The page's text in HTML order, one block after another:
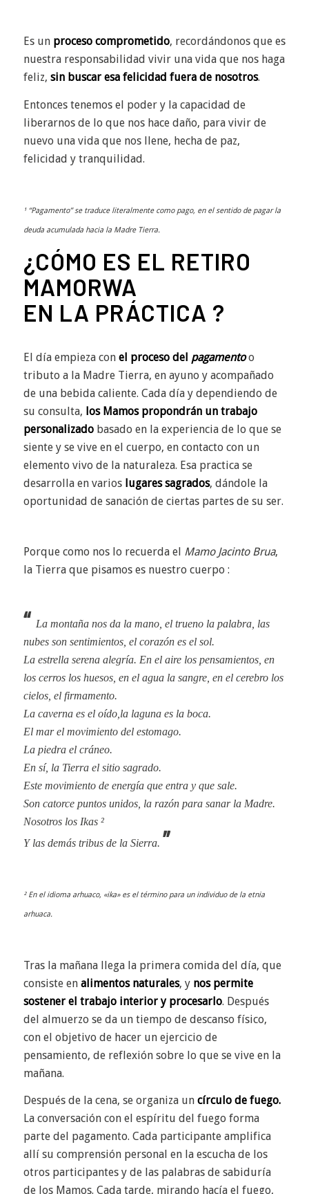
Es un proceso comprometido, recordándonos que es
nuestra responsabilidad vivir una vida que nos haga
feliz, sin buscar esa felicidad fuera de nosotros.
Entonces tenemos el poder y la capacidad de
liberarnos de lo que nos hace daño, para vivir de
nuevo una vida que nos llene, hecha de paz,
felicidad y tranquilidad.
¹ “Pagamento” se traduce literalmente como pago, en el sentido de pagar la
deuda acumulada hacia la Madre Tierra.
¿CÓMO ES EL RETIRO
MAMORWA
EN LA PRÁCTICA ?
El día empieza con el proceso del pagamentoo
tributo a la Madre Tierra, en ayuno y acompañado
de una bebida caliente. Cada día y dependiendo de
su consulta, los Mamos propondrán un trabajo
personalizadobasado en la experiencia de lo que se
siente y se vive en el cuerpo, en contacto con un
elemento vivo de la naturaleza. Esa practica se
desarrolla en varios lugares sagrados, dándole la
oportunidad de sanación de ciertas partes de su ser.
Porque como nos lo recuerda el Mamo Jacinto Brua,
la Tierra que pisamos es nuestro cuerpo :
‘‘ La montaña nos da la mano, el trueno la palabra, las
nubes son sentimientos, el corazón es el sol.
La estrella serena alegría. En el aire los pensamientos, en
los cerros los huesos, en el agua la sangre, en el cerebro los
cielos, el firmamento.
La caverna es el oído, la laguna es la boca.
El mar el movimiento del estomago.
La piedra el cráneo.
En sí, la Tierra el sitio sagrado.
Este movimiento de energía que entra y que sale.
Son catorce puntos unidos, la razón para sanar la Madre.
Nosotros losIkas ²
Y las demás tribus de la Sierra. ’’
² En el idioma arhuaco, «ika» es el término para un individuo de la etnia
arhuaca.
Tras la mañana llega la primera comida del día, que
consiste en alimentos naturales, y nos permite
sostener el trabajo interior y procesarlo. Después
del almuerzo se da un tiempo de descanso físico,
con el objetivo de hacer un ejercicio de
pensamiento, de reflexión sobre lo que se vive en la
mañana.
Después de la cena, se organiza un círculo de fuego.
La conversación con el espíritu del fuego forma
parte del pagamento. Cada participante amplifica
allí su comprensión personal en la escucha de los
otros participantes y de las palabras de sabiduría
de los Mamos. Cada tarde, mirando hacía el fuego,